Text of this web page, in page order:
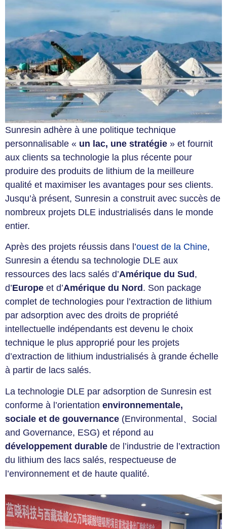
Sunresin adhère à une politique technique
personnalisable « un lac, une stratégie » et fournit
aux clients sa technologie la plus récente pour
produire des produits de lithium de la meilleure
qualité et maximiser les avantages pour ses clients.
Jusqu’à présent, Sunresin a construit avec succès de
nombreux projets DLE industrialisés dans le monde
entier.
Après des projets réussis dans l’ouest de la Chine,
Sunresin a étendu sa technologie DLE aux
ressources des lacs salés d’Amérique du Sud ,
d’Europe et d’Amérique du Nord . Son package
complet de technologies pour l’extraction de lithium
par adsorption avec des droits de propriété
intellectuelle indépendants est devenu le choix
technique le plus approprié pour les projets
d’extraction de lithium industrialisés à grande échelle
à partir de lacs salés.
La technologie DLE par adsorption de Sunresin est
conforme à l’orientation environnementale,
sociale et de gouvernance (Environmental、Social
and Governance, ESG) et répond au
développement durable de l’industrie de l’extraction
du lithium des lacs salés, respectueuse de
l’environnement et de haute qualité.